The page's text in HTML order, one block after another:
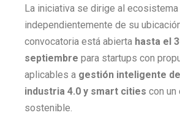
La iniciativa se dirige al
independientemente de su
convocatoria está abierta hasta el
septiembre para startups con
aplicables a gestión inteligente
industria 4.0 y smart cities con un
sostenible.